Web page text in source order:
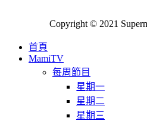
Copyright © 2021
首頁
MamiTV
每周節目
星期一
星期二
星期三